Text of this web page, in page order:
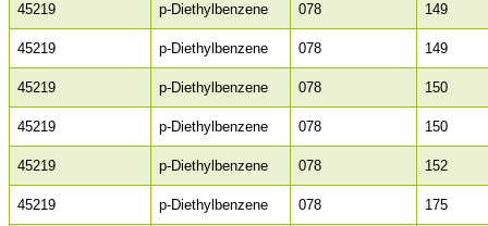
45219 p-Diethylbenzene 078 149
45219 p-Diethylbenzene 078 149
45219 p-Diethylbenzene 078 150
45219 p-Diethylbenzene 078 150
45219 p-Diethylbenzene 078 152
45219 p-Diethylbenzene 078 175